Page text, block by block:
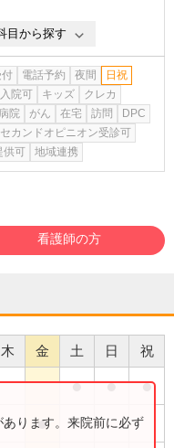
目から探す
付 電話予約 夜間
日祝
入院可 キッズ
クレカ
院 がん 在宅 訪問
DPC
セカンドオピニオン受診可
供可
地域連携
看護師の方
木 金 土 日 祝
● ● ●
● ●
ります。来院前に必ず